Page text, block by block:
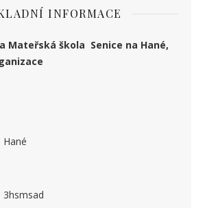
INFORMACE
Mateřská škola Senice na Hané,
Hané
3hsmsad